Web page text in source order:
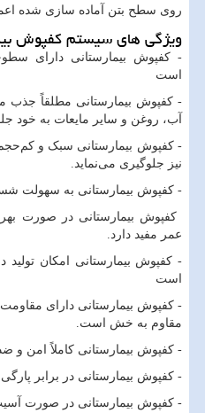
روی سطح بتن آماده سازی شده
ویژگی های سیستم کفپوش
- کفپوش بیمارستانی دارای
است
- کفپوش بیمارستانی مطلقاً جذب
آب، روغن و سایر مایعات به خود
- کفپوش بیمارستانی سبک و کم‌حجم
نیز جلوگیری می‌نماید.
- کفپوش بیمارستانی به سهولت
عمر مفید دارد.
- کفپوش بیمارستانی امکان
است
- کفپوش بیمارستانی دارای مقاومت
مقاوم به خش است.
- کفپوش بیمارستانی کاملاً امن و
- کفپوش بیمارستانی در برابر
- کفپوش بیمارستانی در صورت